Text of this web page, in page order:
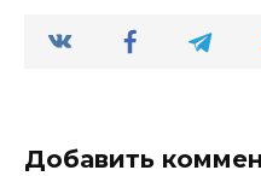
Добавить